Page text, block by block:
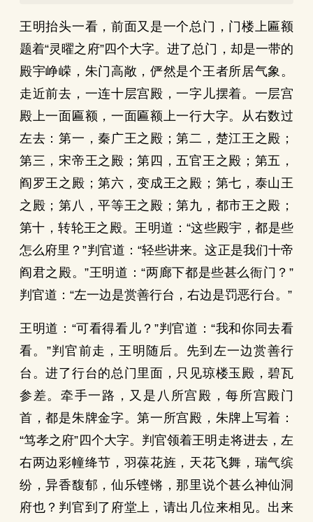
王明抬头一看，前面又是一个总门，门楼上匾额
题着“灵曜之府”四个大字。进了总门，却是一带的
殿宇峥嵘，朱门高敞，俨然是个王者所居气象。
走近前去，一连十层宫殿，一字儿摆着。一层宫
殿上一面匾额，一面匾额上一行大字。从右数过
左去：第一，秦广王之殿；第二，楚江王之殿；
第三，宋帝王之殿；第四，五官王之殿；第五，
阎罗王之殿；第六，变成王之殿；第七，泰山王
之殿；第八，平等王之殿；第九，都市王之殿；
第十，转轮王之殿。王明道：“这些殿宇，都是些
怎么府里？”判官道：“轻些讲来。这正是我们十帝
阎君之殿。”王明道：“两廊下都是些甚么衙门？”
判官道：“左一边是赏善行台，右边是罚恶行台。”
王明道：“可看得看儿？”判官道：“我和你同去看
看。”判官前走，王明随后。先到左一边赏善行
台。进了行台的总门里面，只见琼楼玉殿，碧瓦
参差。牵手一路，又是八所宫殿，每所宫殿门
首，都是朱牌金字。第一所宫殿，朱牌上写着：
“笃孝之府”四个大字。判官领着王明走将进去，左
右两边彩幢绛节，羽葆花旌，天花飞舞，瑞气缤
纷，异香馥郁，仙乐铿锵，那里说个甚么神仙洞
府也？判官到了府堂上，请出几位来相见。出来